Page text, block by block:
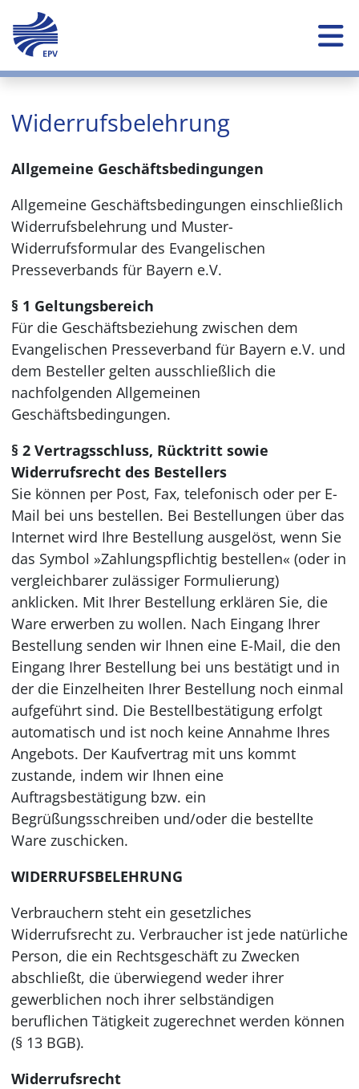
Skip to main content
Widerrufsbelehrung
Allgemeine Geschäftsbedingungen
Allgemeine Geschäftsbedingungen einschließlich
Widerrufsbelehrung und Muster-
Widerrufsformular des Evangelischen
Presseverbands für Bayern e.V.
§ 1 Geltungsbereich
Für die Geschäftsbeziehung zwischen dem
Evangelischen Presseverband für Bayern e.V. und
dem Besteller gelten ausschließlich die
nachfolgenden Allgemeinen
Geschäftsbedingungen.
§ 2 Vertragsschluss, Rücktritt sowie
Widerrufsrecht des Bestellers
Sie können per Post, Fax, telefonisch oder per E-
Mail bei uns bestellen. Bei Bestellungen über das
Internet wird Ihre Bestellung ausgelöst, wenn Sie
das Symbol »Zahlungspflichtig bestellen« (oder in
vergleichbarer zulässiger Formulierung)
anklicken. Mit Ihrer Bestellung erklären Sie, die
Ware erwerben zu wollen. Nach Eingang Ihrer
Bestellung senden wir Ihnen eine E-Mail, die den
Eingang Ihrer Bestellung bei uns bestätigt und in
der die Einzelheiten Ihrer Bestellung noch einmal
aufgeführt sind. Die Bestellbestätigung erfolgt
automatisch und ist noch keine Annahme Ihres
Angebots. Der Kaufvertrag mit uns kommt
zustande, indem wir Ihnen eine
Auftragsbestätigung bzw. ein
Begrüßungsschreiben und/oder die bestellte
Ware zuschicken.
WIDERRUFSBELEHRUNG
Verbrauchern steht ein gesetzliches
Widerrufsrecht zu. Verbraucher ist jede natürliche
Person, die ein Rechtsgeschäft zu Zwecken
abschließt, die überwiegend weder ihrer
gewerblichen noch ihrer selbständigen
beruflichen Tätigkeit zugerechnet werden können
(§ 13 BGB).
Widerrufsrecht